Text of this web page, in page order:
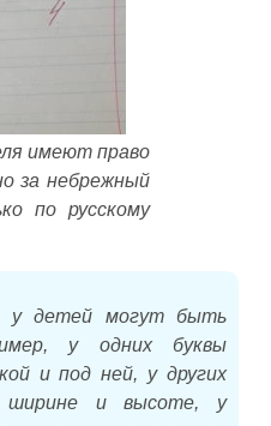
имеют право
за небрежный
по русскому
у детей могут быть
у одних буквы
и под ней, у других
и высоте, у